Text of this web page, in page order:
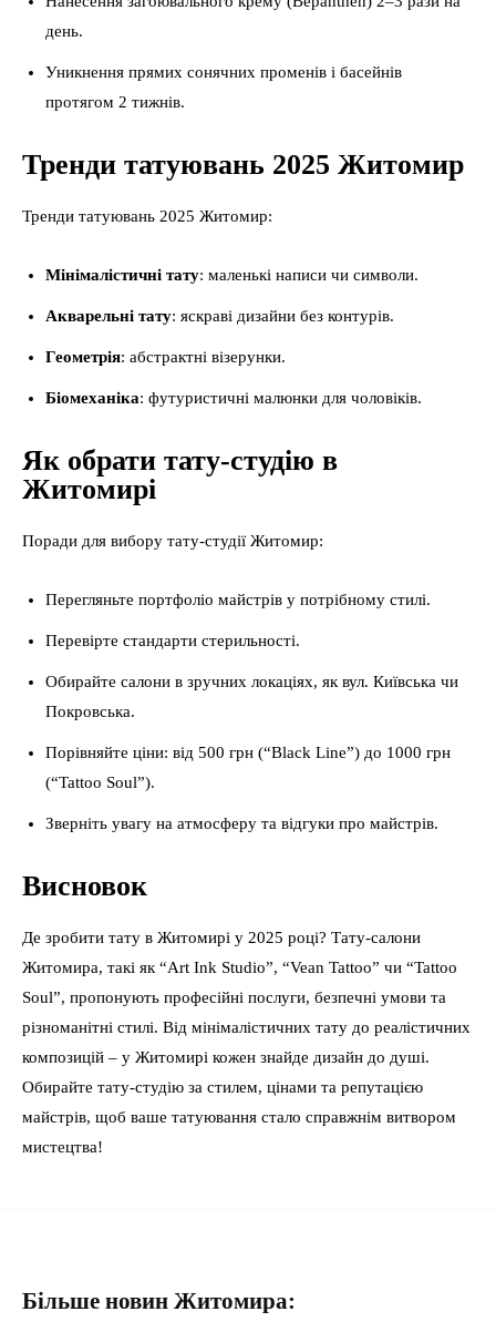
день.
Уникнення прямих сонячних променів і басейнів
протягом 2 тижнів.
Тренди татуювань 2025 Житомир
Тренди татуювань 2025 Житомир:
Мінімалістичні тату: маленькі написи чи символи.
Акварельні тату: яскраві дизайни без контурів.
Геометрія: абстрактні візерунки.
Біомеханіка: футуристичні малюнки для чоловіків.
Як обрати тату-студію в
Житомирі
Поради для вибору тату-студії Житомир:
Перегляньте портфоліо майстрів у потрібному стилі.
Перевірте стандарти стерильності.
Обирайте салони в зручних локаціях, як вул. Київська чи
Покровська.
Порівняйте ціни: від 500 грн (“Black Line”) до 1000 грн
(“Tattoo Soul”).
Зверніть увагу на атмосферу та відгуки про майстрів.
Висновок
Де зробити тату в Житомирі у 2025 році? Тату-салони
Житомира, такі як “Art Ink Studio”, “Vean Tattoo” чи “Tattoo
Soul”, пропонують професійні послуги, безпечні умови та
різноманітні стилі. Від мінімалістичних тату до реалістичних
композицій – у Житомирі кожен знайде дизайн до душі.
Обирайте тату-студію за стилем, цінами та репутацією
майстрів, щоб ваше татуювання стало справжнім витвором
мистецтва!
Більше новин Житомира: